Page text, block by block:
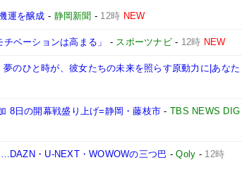
運を醸成 - 静岡新聞 - 12時 NEW
ベーションは高まる」 - スポーツナビ- 12時 NEW
のひと時が、彼女たちの未来を照らす原動力に|あなた
8日の開幕戦盛り上げ=静岡・藤枝市 -TBS NEWS DIG
・U-NEXT・WOWOWの三つ巴 -Qoly - 12時